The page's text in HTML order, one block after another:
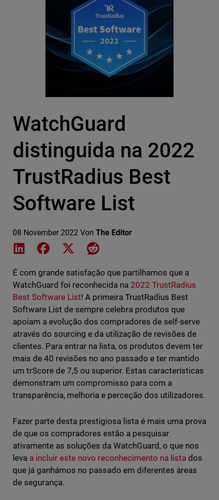
WatchGuard
distinguida na 2022
TrustRadius Best
Software List
08 November 2022 Von The Editor
Share on LinkedIn
Share on Facebook
Share on XShare on Reddit
É com grande satisfação que partilhamos que a
WatchGuard foi reconhecida na 2022 TrustRadius
Best Software List! A primeira TrustRadius Best
Software List de sempre celebra produtos que
apoiam a evolução dos compradores de self-serve
através do sourcing e da utilização de revisões de
clientes. Para entrar na lista, os produtos devem ter
mais de 40 revisões no ano passado e ter mantido
um trScore de 7,5 ou superior. Estas características
demonstram um compromisso para com a
transparência, melhoria e perceção dos utilizadores.
Fazer parte desta prestigiosa lista é mais uma prova
de que os compradores estão a pesquisar
ativamente as soluções da WatchGuard, o que nos
leva a incluir este novo reconhecimento na lista dos
que já ganhámos no passado em diferentes áreas
de segurança.